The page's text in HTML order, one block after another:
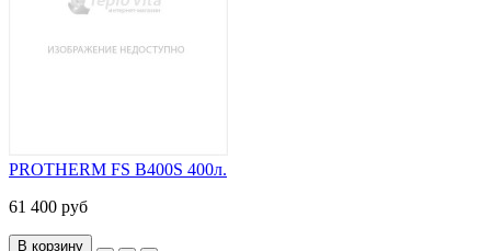
PROTHERM FS B400S 400л.
61 400 руб
В корзину